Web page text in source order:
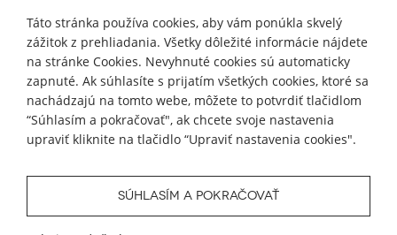
MÔJ ÚČET
SLEDUJTE NÁS
© 2026 Blueweb s.r.o.
Táto stránka používa cookies, aby vám ponúkla skvelý
zážitok z prehliadania. Všetky dôležité informácie nájdete
na stránke Cookies. Nevyhnuté cookies sú automaticky
zapnuté. Ak súhlasíte s prijatím všetkých cookies, ktoré sa
nachádzajú na tomto webe, môžete to potvrdiť tlačidlom
“Súhlasím a pokračovať", ak chcete svoje nastavenia
upraviť kliknite na tlačidlo “Upraviť nastavenia cookies".
SÚHLASÍM A POKRAČOVAŤ